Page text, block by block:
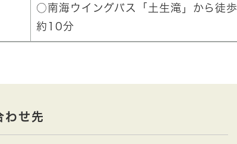
○南海ウイングバス「土生滝」から徒歩
約10分
わせ先